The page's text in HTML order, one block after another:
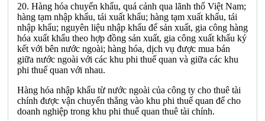
20. Hàng hóa chuyển khẩu, quá cảnh qua lãnh thổ Việt Nam;
hàng tạm nhập khẩu, tái xuất khẩu; hàng tạm xuất khẩu, tái
nhập khẩu; nguyên liệu nhập khẩu để sản xuất, gia công hàng
hóa xuất khẩu theo hợp đồng sản xuất, gia công xuất khẩu ký
kết với bên nước ngoài; hàng hóa, dịch vụ được mua bán
giữa nước ngoài với các khu phi thuế quan và giữa các khu
phi thuế quan với nhau.
Hàng hóa nhập khẩu từ nước ngoài của công ty cho thuê tài
chính được vận chuyển thẳng vào khu phi thuế quan để cho
doanh nghiệp trong khu phi thuế quan thuê tài chính.